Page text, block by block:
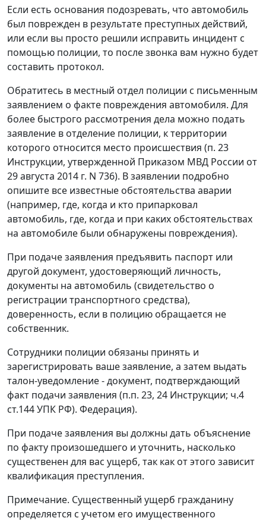
Если есть основания подозревать, что автомобиль
был поврежден в результате преступных действий,
или если вы просто решили исправить инцидент с
помощью полиции, то после звонка вам нужно будет
составить протокол.
Обратитесь в местный отдел полиции с письменным
заявлением о факте повреждения автомобиля. Для
более быстрого рассмотрения дела можно подать
заявление в отделение полиции, к территории
которого относится место происшествия (п. 23
Инструкции, утвержденной Приказом МВД России от
29 августа 2014 г. N 736). В заявлении подробно
опишите все известные обстоятельства аварии
(например, где, когда и кто припарковал
автомобиль, где, когда и при каких обстоятельствах
на автомобиле были обнаружены повреждения).
При подаче заявления предъявить паспорт или
другой документ, удостоверяющий личность,
документы на автомобиль (свидетельство о
регистрации транспортного средства),
доверенность, если в полицию обращается не
собственник.
Сотрудники полиции обязаны принять и
зарегистрировать ваше заявление, а затем выдать
талон-уведомление - документ, подтверждающий
факт подачи заявления (п.п. 23, 24 Инструкции; ч.4
ст.144 УПК РФ). Федерация).
При подаче заявления вы должны дать объяснение
по факту произошедшего и уточнить, насколько
существенен для вас ущерб, так как от этого зависит
квалификация преступления.
Примечание. Существенный ущерб гражданину
определяется с учетом его имущественного